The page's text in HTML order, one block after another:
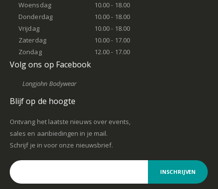
Woensdag
10.00 - 18.00
Donderdag
10.00 - 18.00
Vrijdag
10.00 - 18.00
Zaterdag
10.00 - 17.00
Zondag
12.00 - 17.00
Volg ons op Facebook
Longjohn Bodywear
Blijf op de hoogte
Ontvang het laatste nieuws over events,
sales en aanbiedingen in je mail.
Schrijf je in voor onze nieuwsbrief.
INSCHRIJVEN